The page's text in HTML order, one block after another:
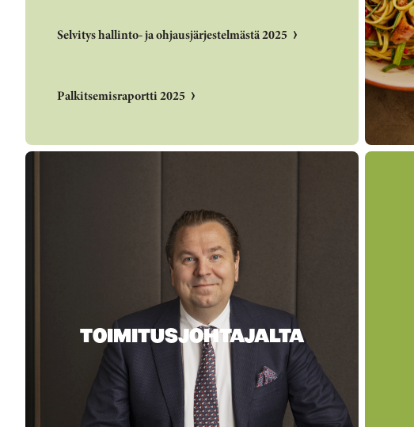
Selvitys hallinto- ja ohjausjärjestelmästä 2025
Palkitsemisraportti 2025
TOIMITUSJOHTAJALTA